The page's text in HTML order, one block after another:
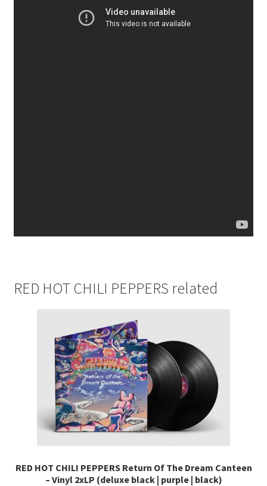
RED HOT CHILI PEPPERS related
RED HOT CHILI PEPPERS Return Of The Dream Canteen
– Vinyl 2xLP (deluxe black | purple | black)